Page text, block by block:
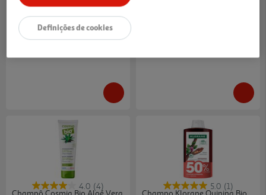
3,29 €
4.0 (4) 5.0 (1)
Definições de cookies